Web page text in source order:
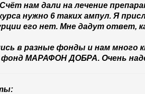
нам дали на лечение
нужно 6 таких ампул. Я
его нет. Мне дадут ответ,
в разные фонды и нам много
фонд МАРАФОН ДОБРА. Очень